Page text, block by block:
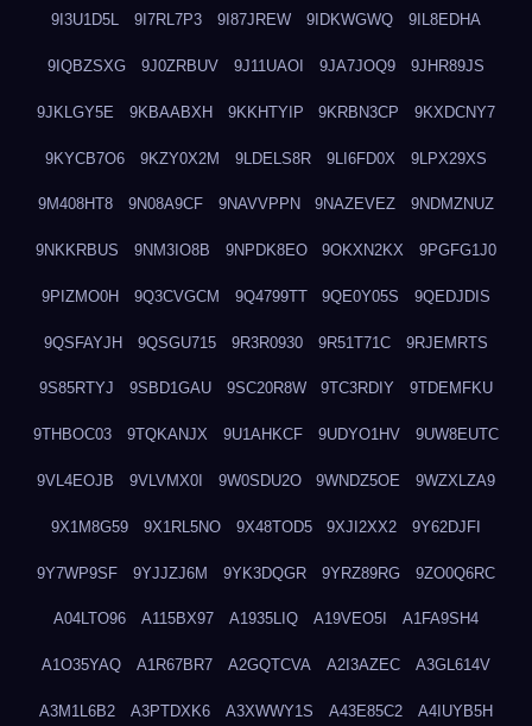
9I3U1D5L 9I7RL7P3 9I87JREW 9IDKWGWQ 9IL8EDHA
9IQBZSXG 9J0ZRBUV 9J11UAOI 9JA7JOQ9 9JHR89JS
9JKLGY5E 9KBAABXH 9KKHTYIP 9KRBN3CP 9KXDCNY7
9KYCB7O6 9KZY0X2M 9LDELS8R 9LI6FD0X 9LPX29XS
9M408HT8 9N08A9CF 9NAVVPPN 9NAZEVEZ 9NDMZNUZ
9NKKRBUS 9NM3IO8B 9NPDK8EO 9OKXN2KX 9PGFG1J0
9PIZMO0H 9Q3CVGCM 9Q4799TT 9QE0Y05S 9QEDJDIS
9QSFAYJH 9QSGU715 9R3R0930 9R51T71C 9RJEMRTS
9S85RTYJ 9SBD1GAU 9SC20R8W 9TC3RDIY 9TDEMFKU
9THBOC03 9TQKANJX 9U1AHKCF 9UDYO1HV 9UW8EUTC
9VL4EOJB 9VLVMX0I 9W0SDU2O 9WNDZ5OE 9WZXLZA9
9X1M8G59 9X1RL5NO 9X48TOD5 9XJI2XX2 9Y62DJFI
9Y7WP9SF 9YJJZJ6M 9YK3DQGR 9YRZ89RG 9ZO0Q6RC
A04LTO96 A115BX97 A1935LIQ A19VEO5I A1FA9SH4
A1O35YAQ A1R67BR7 A2GQTCVA A2I3AZEC A3GL614V
A3M1L6B2 A3PTDXK6 A3XWWY1S A43E85C2 A4IUYB5H